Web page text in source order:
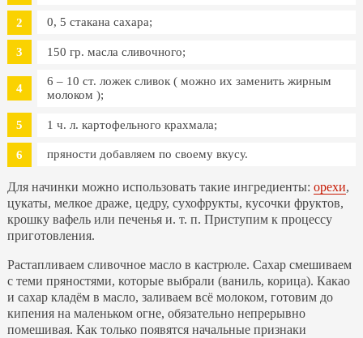
0, 5 стакана сахара;
150 гр. масла сливочного;
6 – 10 ст. ложек сливок ( можно их заменить жирным
молоком );
1 ч. л. картофельного крахмала;
пряности добавляем по своему вкусу.
Для начинки можно использовать такие ингредиенты: орехи,
цукаты, мелкое драже, цедру, сухофрукты, кусочки фруктов,
крошку вафель или печенья и. т. п. Приступим к процессу
приготовления.
Растапливаем сливочное масло в кастрюле. Сахар смешиваем
с теми пряностями, которые выбрали (ваниль, корица). Какао
и сахар кладём в масло, заливаем всё молоком, готовим до
кипения на маленьком огне, обязательно непрерывно
помешивая. Как только появятся начальные признаки